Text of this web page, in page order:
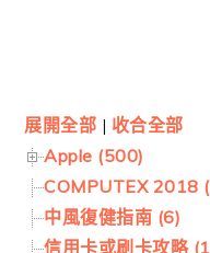
展開全部 | 收合全部
Apple (500)
COMPUTEX 2018
中風復健指南 (6)
信用卡或刷卡攻略